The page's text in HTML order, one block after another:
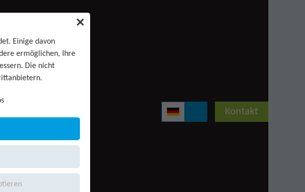
✕
Einige davon
ermöglichen, Ihre
Die nicht
Kontakt